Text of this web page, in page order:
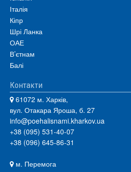
Італія
Кіпр
Шрі Ланка
ОАЕ
В’єтнам
Балі
Контакти
61072 м. Харків,
вул. Отакара Яроша, б. 27
info@poehalisnami.kharkov.ua
+38 (095) 531-40-07
+38 (096) 645-86-31
м. Перемога